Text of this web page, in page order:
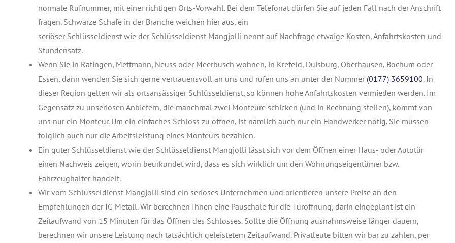
normale Rufnummer, mit einer richtigen Orts-Vorwahl. Bei dem Telefonat dürfen Sie auf jeden Fall nach der Anschrift
fragen. Schwarze Schafe in der Branche weichen hier aus, ein
seriöser Schlüsseldienst wie der Schlüsseldienst Mangjolli nennt auf Nachfrage etwaige Kosten, Anfahrtskosten und
Stundensatz.
Wenn Sie in Ratingen, Mettmann, Neuss oder Meerbusch wohnen, in Krefeld, Duisburg, Oberhausen, Bochum oder
Essen, dann wenden Sie sich gerne vertrauensvoll an uns und rufen uns an unter der Nummer (0177) 3659100. In
dieser Region gelten wir als ortsansässiger Schlüsseldienst, so können hohe Anfahrtskosten vermieden werden. Im
Gegensatz zu unseriösen Anbietern, die manchmal zwei Monteure schicken (und in Rechnung stellen), kommt von
uns nur ein Monteur. Um ein einfaches Schloss zu öffnen, ist nämlich auch nur ein Handwerker nötig. Sie müssen
folglich auch nur die Arbeitsleistung eines Monteurs bezahlen.
Ein guter Schlüsseldienst wie der Schlüsseldienst Mangjolli lässt sich vor dem Öffnen einer Haus- oder Autotür
einen Nachweis zeigen, worin beurkundet wird, dass es sich wirklich um den Wohnungseigentümer bzw.
Fahrzeughalter handelt.
Wir vom Schlüsseldienst Mangjolli sind ein seriöses Unternehmen und orientieren unsere Preise an den
Empfehlungen der IG Metall. Wir berechnen Ihnen eine Pauschale für die Türöffnung, darin eingeplant ist ein
Zeitaufwand von 15 Minuten für das Öffnen des Schlosses. Sollte die Öffnung ausnahmsweise länger dauern,
berechnen wir unsere Leistung nach tatsächlich geleistetem Zeitaufwand. Privatleute bitten wir bar zu zahlen, per